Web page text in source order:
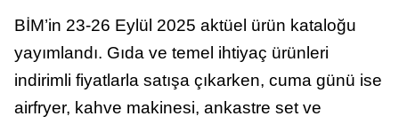
BİM’in 23-26 Eylül 2025 aktüel ürün kataloğu
yayımlandı. Gıda ve temel ihtiyaç ürünleri
indirimli fiyatlarla satışa çıkarken, cuma günü ise
airfryer, kahve makinesi, ankastre set ve